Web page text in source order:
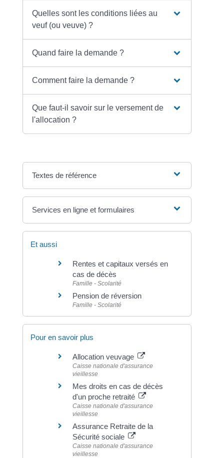
Quelles sont les conditions liées au
veuf (ou veuve) ?
Quand faire la demande ?
Comment faire la demande ?
Que faut-il savoir sur le versement de
l'allocation ?
Textes de référence
Services en ligne et formulaires
Et aussi
Rentes et capitaux versés en
cas de décès
Famille - Scolarité
Pension de réversion
Famille - Scolarité
Pour en savoir plus
Allocation veuvage
Caisse nationale d'assurance
vieillesse
Mes droits en cas de décès
d'un proche retraité
Caisse nationale d'assurance
vieillesse
Assurance Retraite de la
Sécurité sociale
Caisse nationale d'assurance
vieillesse